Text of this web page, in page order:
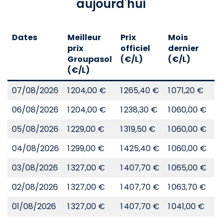
aujourd'hui
Dates
Meilleur
prix
Groupasol
(€/L)
Prix
officiel
(€/L)
Mois
dernier
(€/L)
07/08/2026 1 204,00 € 1 265,40 € 1 071,20 €
06/08/2026
1 204,00 € 1 238,30 € 1 060,00 €
05/08/2026
1 229,00 € 1 319,50 € 1 060,00 €
04/08/2026
1 299,00 € 1 425,40 € 1 060,00 €
03/08/2026
1 327,00 € 1 407,70 € 1 065,00 €
02/08/2026
1 327,00 € 1 407,70 € 1 063,70 €
01/08/2026
1 327,00 € 1 407,70 € 1 041,00 €